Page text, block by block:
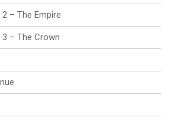
– The Empire
– The Crown